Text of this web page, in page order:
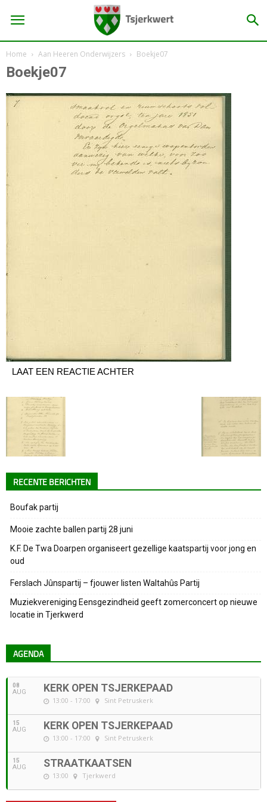
Home Aan Heeren Onderwijzers Boekje07
Boekje07
LAAT EEN REACTIE ACHTER
RECENTE BERICHTEN
Boufak partij
Mooie zachte ballen partij 28 juni
K.F. De Twa Doarpen organiseert gezellige kaatspartij voor jong en
oud
Ferslach Jûnspartij – fjouwer listen Waltahûs Partij
Muziekvereniging Eensgezindheid geeft zomerconcert op nieuwe
locatie in Tjerkwerd
AGENDA
08
AUG KERK OPEN TSJERKEPAAD
13:00 - 17:00 Sint Petruskerk
15
AUG KERK OPEN TSJERKEPAAD
13:00 - 17:00 Sint Petruskerk
15
AUG STRAATKAATSEN
13:00 Tjerkwerd